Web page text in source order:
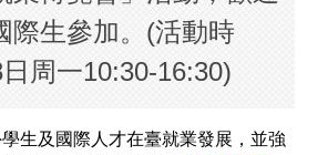
際生參加。(活動時
周一10:30-16:30)
生及國際人才在臺就業發展，並強